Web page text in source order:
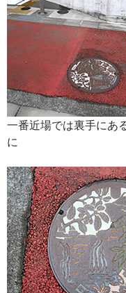
一番近場では裏手にあ
に